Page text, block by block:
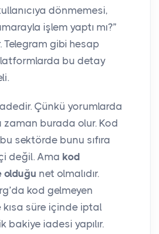
dönmemesi,
işlem yaptı mı?”
Telegram gibi hesap
bu detay
Çünkü yorumlarda
zaman burada olur. Kod
sektörde bunu sıfıra
değil. Ama kod
olduğu net olmalıdır.
kod gelmeyen
süre içinde iptal
bakiye iadesi yapılır.